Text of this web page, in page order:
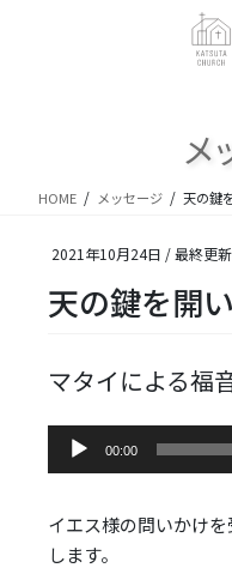
メ
HOME メッセージ 天の鍵
2021年10月24日 / 最終更
天の鍵を開
マタイによる
レ
ー
ヤ
00:00
イエス様の問いかけ
します。